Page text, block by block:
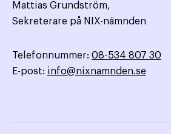
Mattias Grundström,
Sekreterare på NIX-nämnden
Telefonnummer: 08-534 807 30
E-post: info@nixnamnden.se